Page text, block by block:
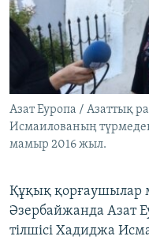
Русский
ЖАЗЫЛЫҢЫЗ
Басқа тілдерде
Азат Еуропа / Азаттық
Исмаилованың
мамыр 2016 жыл.
Құқық қорғаушылар
Әзербайжанда Азат
тілшісі Хадиджа